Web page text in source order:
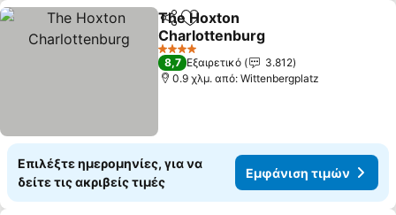
Κοινοποίηση
Προσθήκη στα αγαπημένα
The Hoxton
Charlottenburg
Εμφάνιση τιμών
4 Αστέρια
8,7 Εξαιρετικό
3.812
0.9 χλμ. από: Wittenbergplatz
Επιλέξτε ημερομηνίες, για να
δείτε τις ακριβείς τιμές
Εμφάνιση τιμών